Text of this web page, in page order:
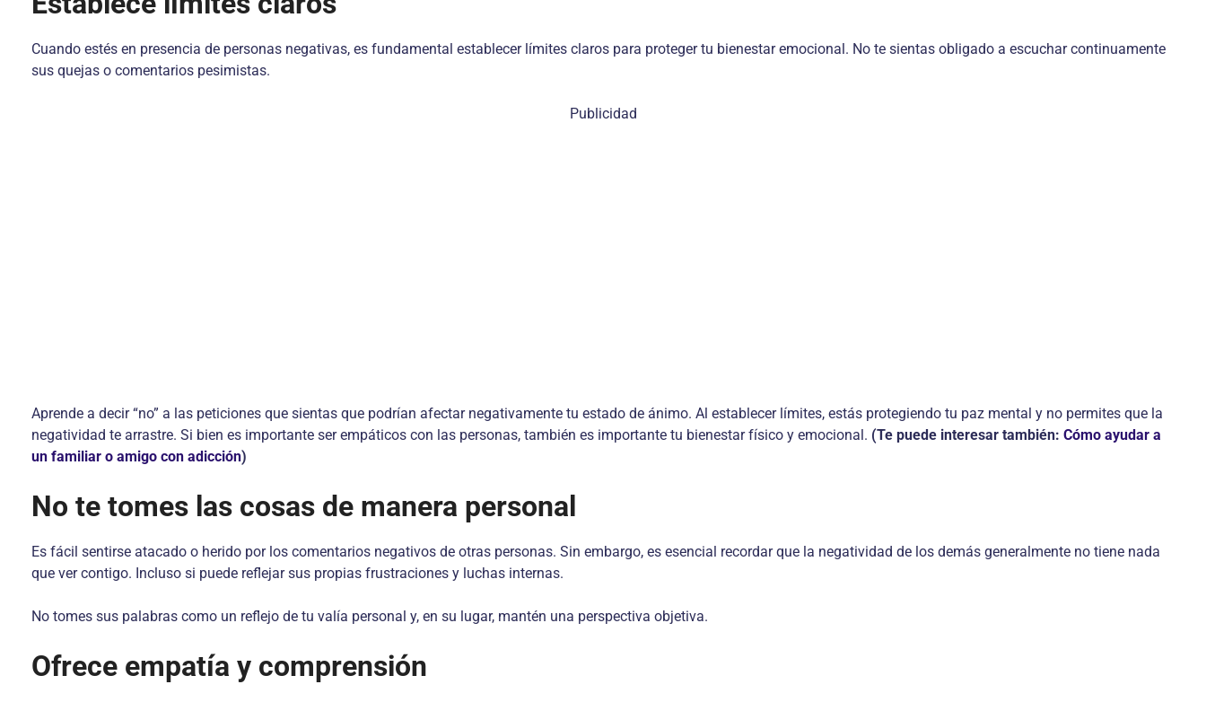
Cuando estés en presencia de personas negativas, es fundamental establecer límites claros para proteger tu bienestar emocional. No te sientas obligado a escuchar continuamente
sus quejas o comentarios pesimistas.
Publicidad
Aprende a decir “no” a las peticiones que sientas que podrían afectar negativamente tu estado de ánimo. Al establecer límites, estás protegiendo tu paz mental y no permites que la
negatividad te arrastre. Si bien es importante ser empáticos con las personas, también es importante tu bienestar físico y emocional. (Te puede interesar también: Cómo ayudar a
un familiar o amigo con adicción)
No te tomes las cosas de manera personal
Es fácil sentirse atacado o herido por los comentarios negativos de otras personas. Sin embargo, es esencial recordar que la negatividad de los demás generalmente no tiene nada
que ver contigo. Incluso si puede reflejar sus propias frustraciones y luchas internas.
No tomes sus palabras como un reflejo de tu valía personal y, en su lugar, mantén una perspectiva objetiva.
Ofrece empatía y comprensión